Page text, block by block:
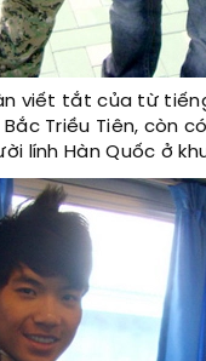
viết tắt của từ
Triều Tiên, còn
lính Hàn Quốc ở